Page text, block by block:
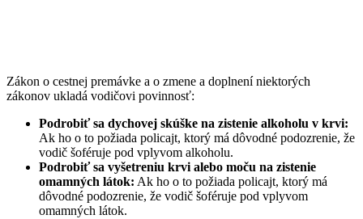
Zákon o cestnej premávke a o zmene a doplnení niektorých
zákonov ukladá vodičovi povinnosť:
Podrobiť sa dychovej skúške na zistenie alkoholu v krvi:
Ak ho o to požiada policajt, ktorý má dôvodné podozrenie, že
vodič šoféruje pod vplyvom alkoholu.
Podrobiť sa vyšetreniu krvi alebo moču na zistenie
omamných látok: Ak ho o to požiada policajt, ktorý má
dôvodné podozrenie, že vodič šoféruje pod vplyvom
omamných látok.